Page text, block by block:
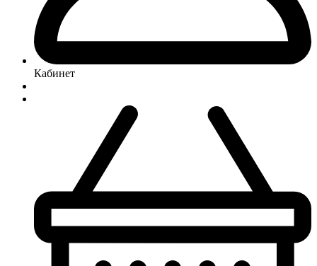
Кабинет